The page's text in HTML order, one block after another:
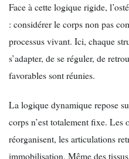
Face à cette logique rigide,
: considérer le corps non pas
processus vivant. Ici, chaque
s’adapter, de se réguler, de
favorables sont réunies.
La logique dynamique repose
corps n’est totalement fixe. Les
réorganisent, les articulations
immobilisation. Même des